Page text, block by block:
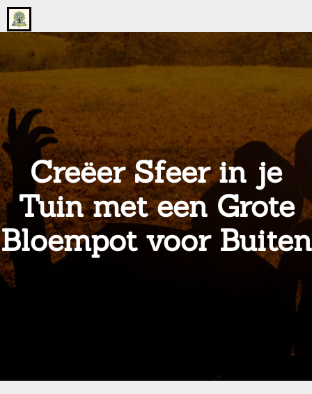
Go
to
home
page
onsgrotegezin.nl
Creëer Sfeer in je
Tuin met een Grote
Bloempot voor Buiten